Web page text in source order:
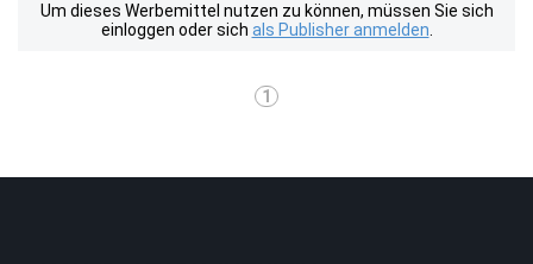
Um dieses Werbemittel nutzen zu können, müssen Sie sich
einloggen oder sich als Publisher anmelden
1